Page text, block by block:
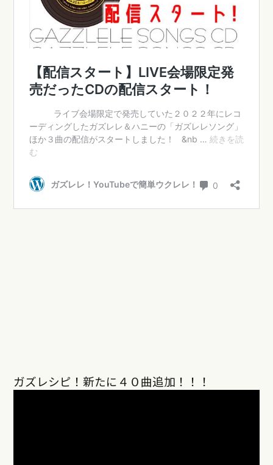
ガズレシピ！新たに４０曲追加！！！